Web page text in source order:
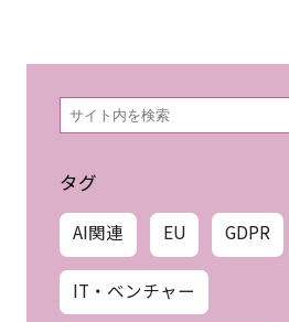
検
索
タグ
AI関連 EU GDPR
IT・ベンチャー